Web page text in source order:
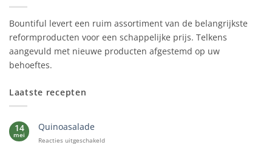
Bountiful levert een ruim assortiment van de belangrijkste
reformproducten voor een schappelijke prijs. Telkens
aangevuld met nieuwe producten afgestemd op uw
behoeftes.
Laatste recepten
14
mei
Quinoasalade
Reacties uitgeschakeldvoor